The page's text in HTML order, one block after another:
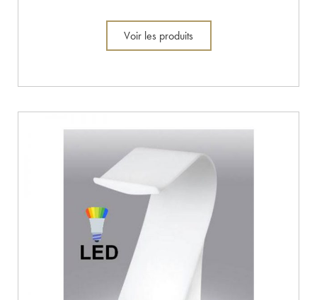
Voir les produits